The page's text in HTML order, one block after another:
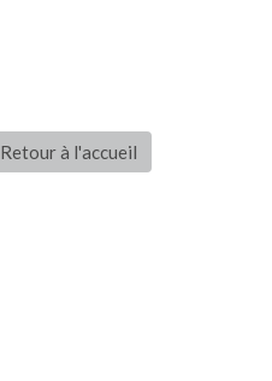
Retour à l'accueil